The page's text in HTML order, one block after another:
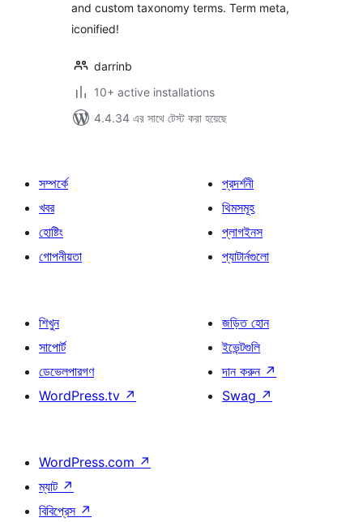
and custom taxonomy terms. Term meta,
iconified!
darrinb
10+ active installations
4.4.34 এর সাথে টেস্ট করা হয়েছে
সম্পর্কে
খবর
হোষ্টিং
গোপনীয়তা
প্রদর্শনী
থিমসমূহ
প্লাগইনস
প্যাটার্নগুলো
শিখুন
সাপোর্ট
ডেভেলপারগণ
WordPress.tv ↗
জড়িত হোন
ইভেন্টগুলি
দান করুন ↗
Swag ↗
WordPress.com ↗
ম্যাট ↗
বিবিপ্রেস ↗